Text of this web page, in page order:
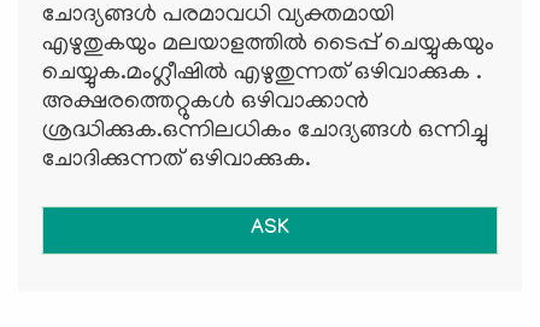
ചോദ്യങ്ങള്‍ പരമാവധി വ്യക്തമായി
എഴുതുകയും മലയാളത്തില്‍ ടൈപ്പ് ചെയ്യുകയും
ചെയ്യുക.മംഗ്ലീഷില്‍ എഴുതുന്നത് ഒഴിവാക്കുക .
അക്ഷരത്തെറ്റുകള്‍ ഒഴിവാക്കാന്‍
ശ്രദ്ധിക്കുക.ഒന്നിലധികം ചോദ്യങ്ങള്‍ ഒന്നിച്ചു
ചോദിക്കുന്നത് ഒഴിവാക്കുക.
ASK